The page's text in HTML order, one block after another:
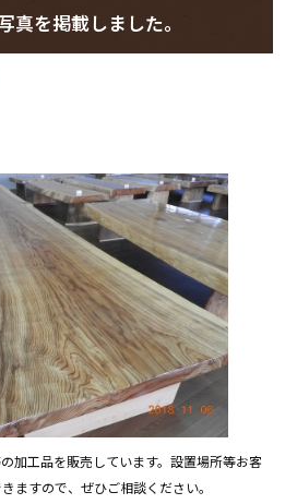
真を掲載しました。
加工品を販売しています。設置場所等お客
ますので、ぜひご相談ください。